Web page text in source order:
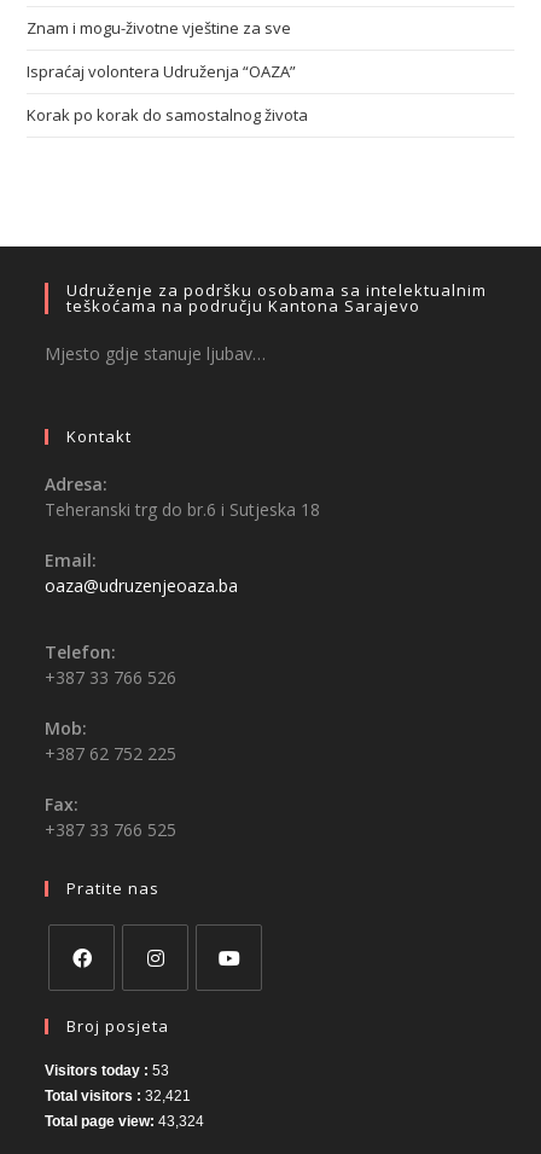
Znam i mogu-životne vještine za sve
Ispraćaj volontera Udruženja “OAZA”
Korak po korak do samostalnog života
Udruženje za podršku osobama sa intelektualnim
teškoćama na području Kantona Sarajevo
Mjesto gdje stanuje ljubav…
Kontakt
Adresa:
Teheranski trg do br.6 i Sutjeska 18
Email:
oaza@udruzenjeoaza.ba
Telefon:
+387 33 766 526
Mob:
+387 62 752 225
Fax:
+387 33 766 525
Pratite nas
Broj posjeta
Visitors today :53
Total visitors :32,421
Total page view:43,324